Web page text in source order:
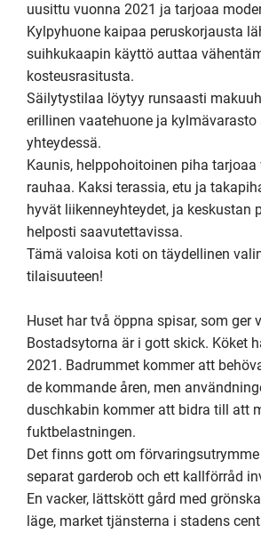
uusittu vuonna 2021 ja tarjoaa
Kylpyhuone kaipaa peruskorjausta
suihkukaapin käyttö auttaa
kosteusrasitusta.
Säilytystilaa löytyy runsaasti
erillinen vaatehuone ja kylmävarasto
yhteydessä.
Kaunis, helppohoitoinen piha tarjoaa
rauhaa. Kaksi terassia, etu ja
hyvät liikenneyhteydet, ja keskustan
helposti saavutettavissa.
Tämä valoisa koti on täydellinen
tilaisuuteen!
Huset har två öppna spisar, som ger
Bostadsytorna är i gott skick. Köket
2021. Badrummet kommer att
de kommande åren, men
duschkabin kommer att bidra till att
fuktbelastningen.
Det finns gott om
separat garderob och ett kallförråd
En vacker, lättskött gård med
läge, market tjänsterna i stadens